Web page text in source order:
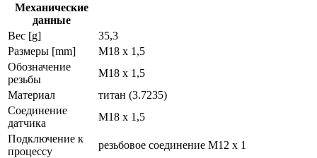
Механические
данные
Вес [g]
35,3
Размеры [mm]
M18 x 1,5
Обозначение
резьбы
M18 x 1,5
Материал
титан (3.7235)
Соединение
датчика
M18 x 1,5
Подключение к
процессу
резьбовое соединение M12 x 1